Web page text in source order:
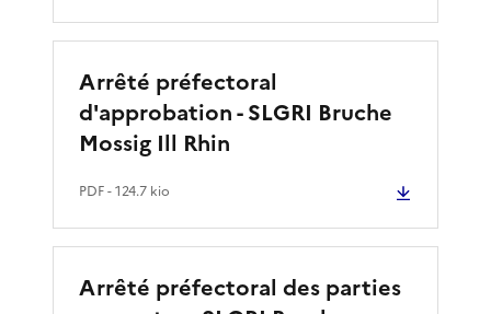
Arrêté préfectoral
d'approbation - SLGRI Bruche
Mossig Ill Rhin
PDF- 124.7 kio
Arrêté préfectoral des parties